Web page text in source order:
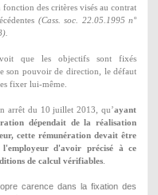
des critères visés au contrat
(Cass. soc. 22.05.1995 n°
que lesobjectifs sontfixés
son pouvoir de direction, le défaut
fixer lui-même.
arrêt du 10 juillet 2013, qu’ayant
dépendait de la réalisation
cette rémunération devait être
d'avoir précisé à ce
de calcul vérifiables.
carence dans la fixation des